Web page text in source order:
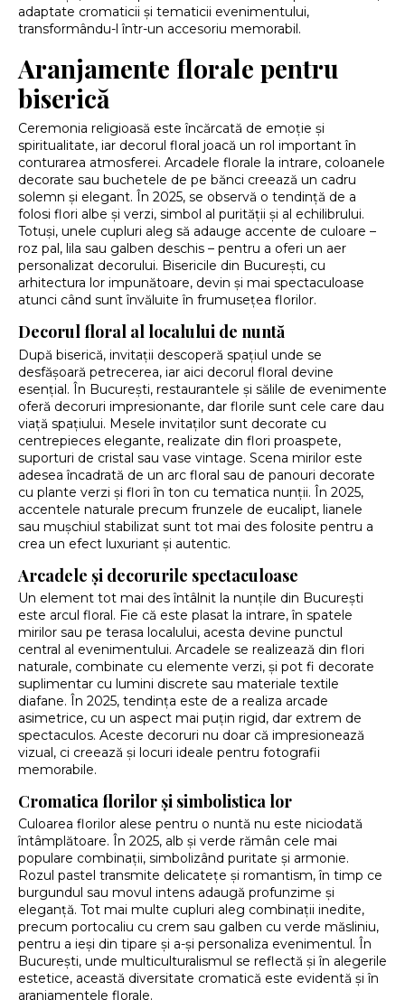
adaptate cromaticii și tematicii evenimentului,
transformându-l într-un accesoriu memorabil.
Aranjamente florale pentru
biserică
Ceremonia religioasă este încărcată de emoție și
spiritualitate, iar decorul floral joacă un rol important în
conturarea atmosferei. Arcadele florale la intrare, coloanele
decorate sau buchetele de pe bănci creează un cadru
solemn și elegant. În 2025, se observă o tendință de a
folosi flori albe și verzi, simbol al purității și al echilibrului.
Totuși, unele cupluri aleg să adauge accente de culoare –
roz pal, lila sau galben deschis – pentru a oferi un aer
personalizat decorului. Bisericile din București, cu
arhitectura lor impunătoare, devin și mai spectaculoase
atunci când sunt învăluite în frumusețea florilor.
Decorul floral al localului de nuntă
După biserică, invitații descoperă spațiul unde se
desfășoară petrecerea, iar aici decorul floral devine
esențial. În București, restaurantele și sălile de evenimente
oferă decoruri impresionante, dar florile sunt cele care dau
viață spațiului. Mesele invitaților sunt decorate cu
centrepieces elegante, realizate din flori proaspete,
suporturi de cristal sau vase vintage. Scena mirilor este
adesea încadrată de un arc floral sau de panouri decorate
cu plante verzi și flori în ton cu tematica nunții. În 2025,
accentele naturale precum frunzele de eucalipt, lianele
sau mușchiul stabilizat sunt tot mai des folosite pentru a
crea un efect luxuriant și autentic.
Arcadele și decorurile spectaculoase
Un element tot mai des întâlnit la nunțile din București
este arcul floral. Fie că este plasat la intrare, în spatele
mirilor sau pe terasa localului, acesta devine punctul
central al evenimentului. Arcadele se realizează din flori
naturale, combinate cu elemente verzi, și pot fi decorate
suplimentar cu lumini discrete sau materiale textile
diafane. În 2025, tendința este de a realiza arcade
asimetrice, cu un aspect mai puțin rigid, dar extrem de
spectaculos. Aceste decoruri nu doar că impresionează
vizual, ci creează și locuri ideale pentru fotografii
memorabile.
Cromatica florilor și simbolistica lor
Culoarea florilor alese pentru o nuntă nu este niciodată
întâmplătoare. În 2025, alb și verde rămân cele mai
populare combinații, simbolizând puritate și armonie.
Rozul pastel transmite delicatețe și romantism, în timp ce
burgundul sau movul intens adaugă profunzime și
eleganță. Tot mai multe cupluri aleg combinații inedite,
precum portocaliu cu crem sau galben cu verde măsliniu,
pentru a ieși din tipare și a-și personaliza evenimentul. În
București, unde multiculturalismul se reflectă și în alegerile
estetice, această diversitate cromatică este evidentă și în
aranjamentele florale.